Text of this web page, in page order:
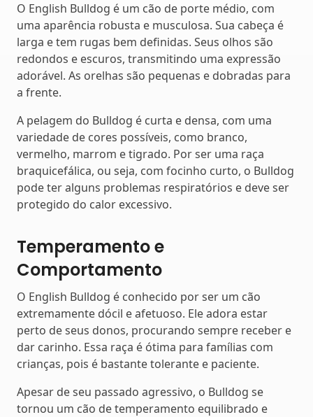
O English Bulldog é um cão de porte médio, com
uma aparência robusta e musculosa. Sua cabeça é
larga e tem rugas bem definidas. Seus olhos são
redondos e escuros, transmitindo uma expressão
adorável. As orelhas são pequenas e dobradas para
a frente.
A pelagem do Bulldog é curta e densa, com uma
variedade de cores possíveis, como branco,
vermelho, marrom e tigrado. Por ser uma raça
braquicefálica, ou seja, com focinho curto, o Bulldog
pode ter alguns problemas respiratórios e deve ser
protegido do calor excessivo.
Temperamento e
Comportamento
O English Bulldog é conhecido por ser um cão
extremamente dócil e afetuoso. Ele adora estar
perto de seus donos, procurando sempre receber e
dar carinho. Essa raça é ótima para famílias com
crianças, pois é bastante tolerante e paciente.
Apesar de seu passado agressivo, o Bulldog se
tornou um cão de temperamento equilibrado e